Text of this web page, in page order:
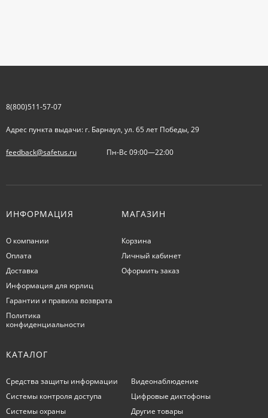
8(800)511-57-07
Адрес пункта выдачи: г. Барнаул, ул. 65 лет Победы, 29
feedback@safetus.ru Пн-Вс 09:00—22:00
ИНФОРМАЦИЯ
О компании
Оплата
Доставка
Информация для юрлиц
Гарантии и правила возврата
Политика
конфиденциальности
МАГАЗИН
Корзина
Личный кабинет
Оформить заказ
КАТАЛОГ
Средства защиты информации
Системы контроля доступа
Системы охраны
Видеонаблюдение
Цифровые диктофоны
Другие товары